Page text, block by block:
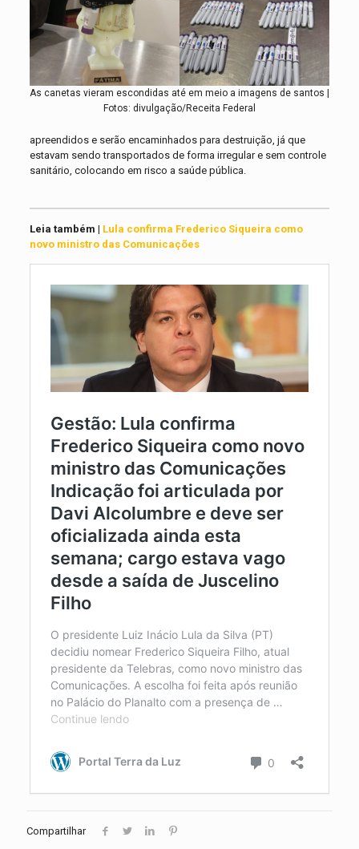
As canetas vieram escondidas até em meio a imagens de santos |
Fotos: divulgação/Receita Federal
apreendidos e serão encaminhados para destruição, já que
estavam sendo transportados de forma irregular e sem controle
sanitário, colocando em risco a saúde pública.
Leia também | Lula confirma Frederico Siqueira como
novo ministro das Comunicações
Compartilhar